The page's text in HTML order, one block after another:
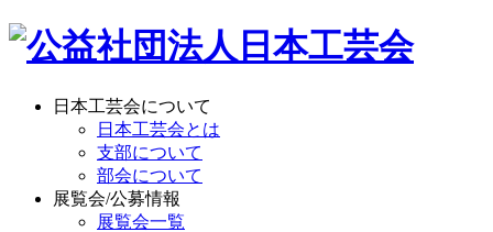
日本工芸会について
日本工芸会とは
支部について
部会について
展覧会/公募情報
展覧会一覧